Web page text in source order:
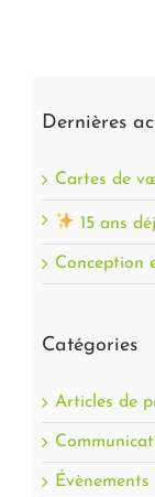
Dernières
Cartes de
15 ans
Conception
Catégories
Articles de
Évènements